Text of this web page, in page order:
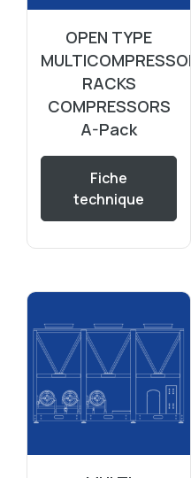
OPEN TYPE
MULTICOMPRESSOR
RACKS
COMPRESSORS
A-Pack
Fiche
technique